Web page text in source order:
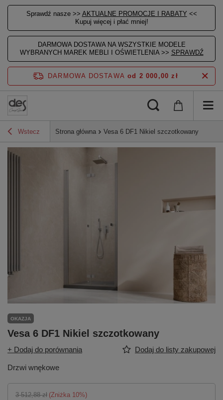
Sprawdź nasze >> AKTUALNE PROMOCJE I RABATY <<
Kupuj więcej i płać mniej!
DARMOWA DOSTAWA NA WSZYSTKIE MODELE
WYBRANYCH MAREK MEBLI I OŚWIETLENIA >> SPRAWDŹ
DARMOWA DOSTAWA od 2 000,00 zł
Wstecz Strona główna Vesa 6 DF1 Nikiel szczotkowany
OKAZJA
Vesa 6 DF1 Nikiel szczotkowany
+ Dodaj do porównania Dodaj do listy zakupowej
Drzwi wnękowe
3 512,88 zł (Zniżka 10%)